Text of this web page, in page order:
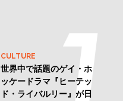
CULTURE
世界中で話題のゲイ・ホ
ッケードラマ『ヒーテッ
ド・ライバルリー』が日